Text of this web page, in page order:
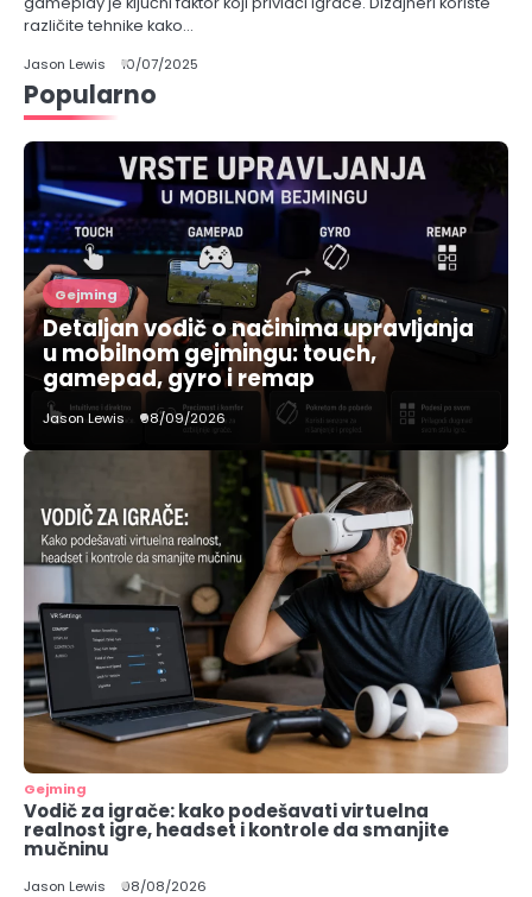
različite tehnike kako…
Jason Lewis 10/07/2025
Popularno
Gejming
Detaljan vodič o načinima upravljanja
u mobilnom gejmingu: touch,
gamepad, gyro i remap
Jason Lewis 08/09/2026
Gejming
Vodič za igrače: kako podešavati virtuelna
realnost igre, headset i kontrole da smanjite
mučninu
Jason Lewis 08/08/2026